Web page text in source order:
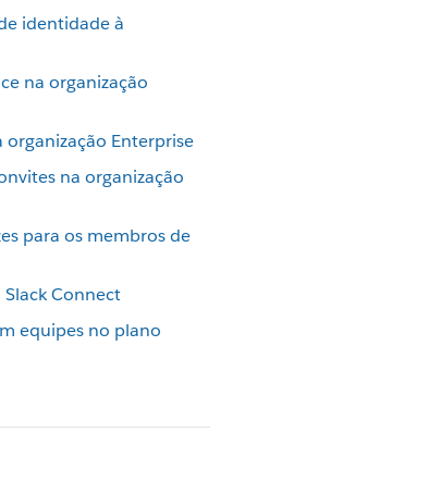
identidade à
na organização
Enterprise
na organização
para os membros de
Connect
equipes no plano